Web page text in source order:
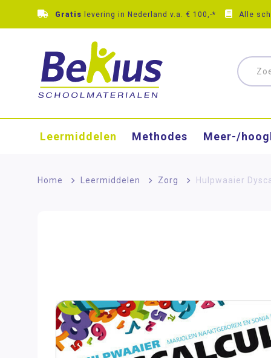
Gratis levering in Nederland v.a. € 100,-* Alle
Leermiddelen Methodes Meer-/
Home > Leermiddelen > Zorg > Hulpwaaier